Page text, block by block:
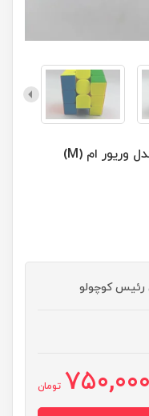
روبیک مگنتی 3*3 برند کای وای مدل وریور ام (M)
رئیس کوچولو
750,000 تومان